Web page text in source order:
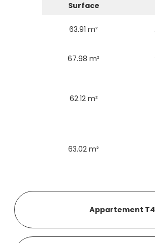
Surface
63.91 m²
67.98 m²
62.12 m²
63.02 m²
Appartement T4